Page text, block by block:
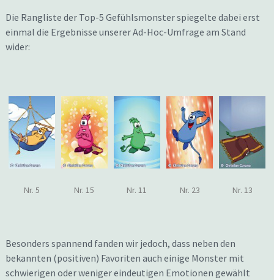
Die Rangliste der Top-5 Gefühlsmonster spiegelte dabei erst
einmal die Ergebnisse unserer Ad-Hoc-Umfrage am Stand
wider:
Nr. 5 Nr. 15 Nr. 11 Nr. 23 Nr. 13
Besonders spannend fanden wir jedoch, dass neben den
bekannten (positiven) Favoriten auch einige Monster mit
schwierigen oder weniger eindeutigen Emotionen gewählt